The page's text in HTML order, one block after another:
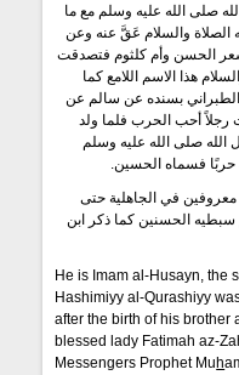
صلى الله عليه وسلم مع ما
الصلاة والسلام عَقَّ عنه وعن
الحسن وأم كلثوم فتصدقت
هذا الاسم اللامع كما
بسنده عن سالم عن
رجلاً أحب الحرب فلما ولد
صلى الله عليه وسلم
فسماه الحسين.
في الجاهلية حتى
الحسنين كما ذكر ابن
He is Imam al-Husayn, the
Hashimiyy al-Qurashiyy
after the birth of his brother
blessed lady Fatimah az-
Messengers Prophet Muh